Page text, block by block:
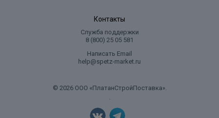
Контакты
Служба поддержки
8 (800) 25 05 581
Написать Email
help@spetz-market.ru
© 2026 ООО «ПлатанСтройПоставка».
.